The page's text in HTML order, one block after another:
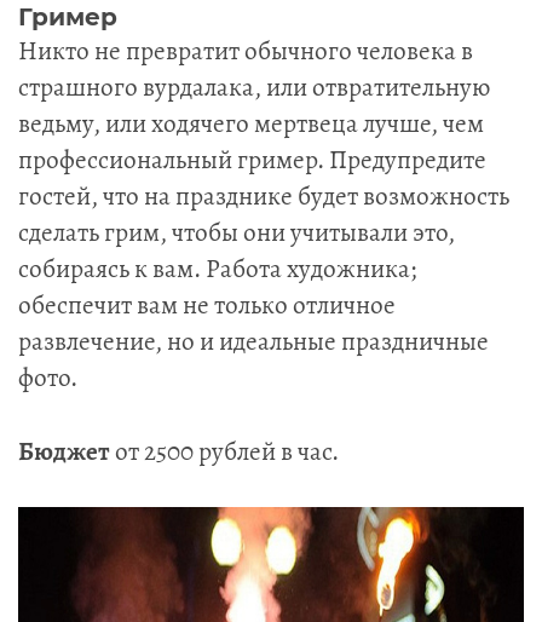
Гример
Никто не превратит обычного человека в
страшного вурдалака, или отвратительную
ведьму, или ходячего мертвеца лучше, чем
профессиональный гример. Предупредите
гостей, что на празднике будет возможность
сделать грим, чтобы они учитывали это,
собираясь к вам. Работа художника;
обеспечит вам не только отличное
развлечение, но и идеальные праздничные
фото.
Бюджетот 2500 рублей в час.